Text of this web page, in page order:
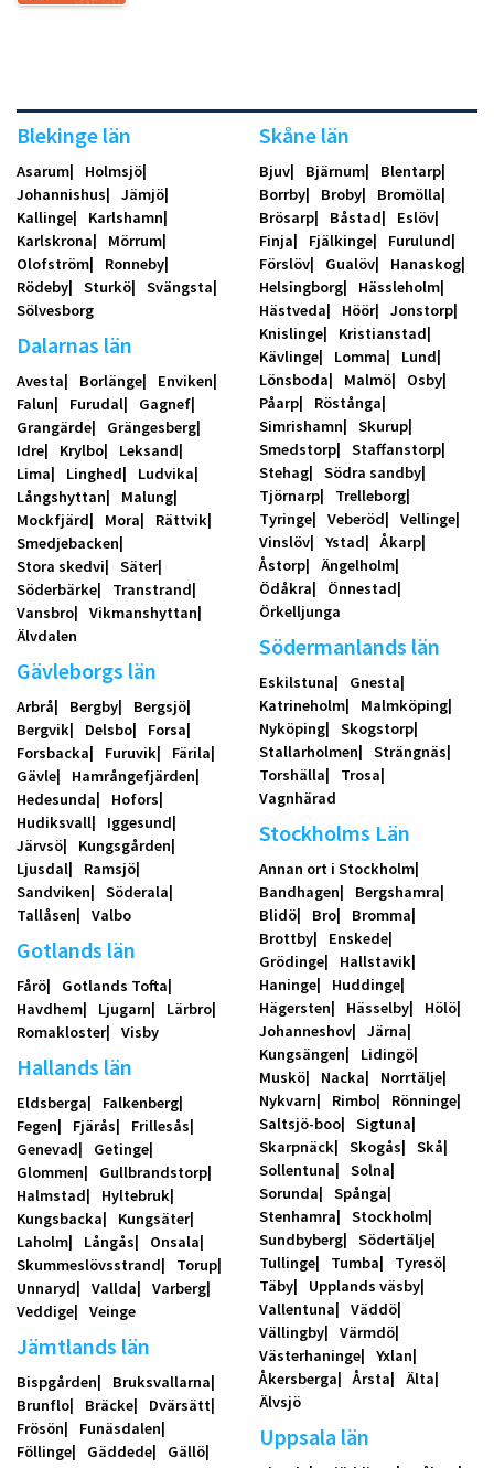
Blekinge län
Asarum
Holmsjö
Johannishus
Jämjö
Kallinge
Karlshamn
Karlskrona
Mörrum
Olofström
Ronneby
Rödeby
Sturkö
Svängsta
Sölvesborg
Dalarnas län
Avesta Borlänge
Enviken
Falun
Furudal
Gagnef
Grangärde
Grängesberg
Idre
Krylbo
Leksand
Lima
Linghed
Ludvika
Långshyttan
Malung
Mockfjärd
Mora
Rättvik
Smedjebacken
Stora skedvi
Säter
Söderbärke
Transtrand
Vansbro
Vikmanshyttan
Älvdalen
Gävleborgs län
Arbrå Bergby
Bergsjö
Bergvik
Delsbo
Forsa
Forsbacka
Furuvik
Färila
Gävle
Hamrångefjärden
Hedesunda
Hofors
Hudiksvall
Iggesund
Järvsö
Kungsgården
Ljusdal
Ramsjö
Sandviken
Söderala
Tallåsen
Valbo
Gotlands län
Fårö
Gotlands Tofta
Havdhem
Ljugarn
Lärbro
Romakloster
Visby
Hallands län
Eldsberga
Falkenberg
Fegen
Fjärås
Frillesås
Genevad
Getinge
Glommen
Gullbrandstorp
Halmstad
Hyltebruk
Kungsbacka
Kungsäter
Laholm
Långås
Onsala
Skummeslövsstrand
Torup
Unnaryd
Vallda
Varberg
Veddige
Veinge
Jämtlands län
Bispgården
Bruksvallarna
Brunflo
Bräcke
Dvärsätt
Frösön
Funäsdalen
Föllinge
Gäddede
Gällö
Skåne län
Bjuv Bjärnum
Blentarp
Borrby
Broby
Bromölla
Brösarp
Båstad
Eslöv
Finja
Fjälkinge
Furulund
Förslöv
Gualöv
Hanaskog
Helsingborg
Hässleholm
Hästveda
Höör
Jonstorp
Knislinge
Kristianstad
Kävlinge
Lomma
Lund
Lönsboda
Malmö
Osby
Påarp
Röstånga
Simrishamn
Skurup
Smedstorp
Staffanstorp
Stehag
Södra sandby
Tjörnarp
Trelleborg
Tyringe
Veberöd
Vellinge
Vinslöv
Ystad
Åkarp
Åstorp
Ängelholm
Ödåkra
Önnestad
Örkelljunga
Södermanlands län
Eskilstuna
Gnesta
Katrineholm
Malmköping
Nyköping
Skogstorp
Stallarholmen
Strängnäs
Torshälla
Trosa
Vagnhärad
Stockholms Län
Annan ort i Stockholm
Bandhagen
Bergshamra
Blidö
Bro
Bromma
Brottby
Enskede
Grödinge
Hallstavik
Haninge
Huddinge
Hägersten
Hässelby
Hölö
Johanneshov
Järna
Kungsängen
Lidingö
Muskö
Nacka
Norrtälje
Nykvarn
Rimbo
Rönninge
Saltsjö-boo
Sigtuna
Skarpnäck
Skogås
Skå
Sollentuna
Solna
Sorunda
Spånga
Stenhamra
Stockholm
Sundbyberg
Södertälje
Tullinge
Tumba
Tyresö
Täby
Upplands väsby
Vallentuna
Väddö
Vällingby
Värmdö
Västerhaninge
Yxlan
Åkersberga
Årsta
Älta
Älvsjö
Uppsala län